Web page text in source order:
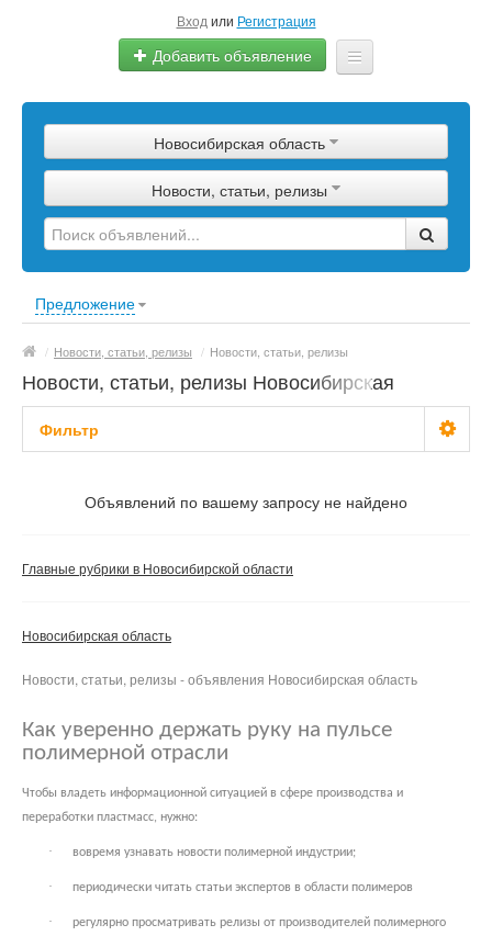
Вход или Регистрация
Добавить объявление
Сырье
Изделия
Оборудование
Новосибирская область
Новости, статьи, релизы
Предложение
/ Новости, статьи, релизы / Новости, статьи, релизы
Новости, статьи, релизы Новосибирская
область
Фильтр
Частные
Объявлений по вашему запросу не найдено
Главные рубрики в Новосибирской области
Новосибирская область
Новости, статьи, релизы - объявления Новосибирская область
Как уверенно держать руку на пульсе
полимерной отрасли
Чтобы владеть информационной ситуацией в сфере производства и
переработки пластмасс, нужно:
· вовремя узнавать новости полимерной индустрии;
· периодически читать статьи экспертов в области полимеров
·
регулярно просматривать релизы от производителей полимерного